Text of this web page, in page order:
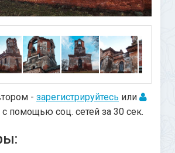
- зарегистрируйтесь или
с помощью соц. сетей за 30 сек.